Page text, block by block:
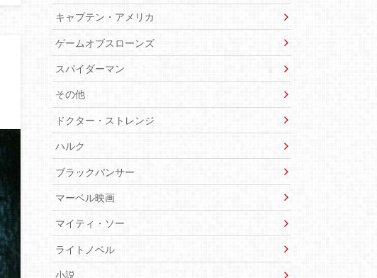
キャプテン・アメリカ
ゲームオブスローンズ
スパイダーマン
その他
ドクター・ストレンジ
ハルク
ブラックパンサー
マーベル映画
マイティ・ソー
ライトノベル
小説